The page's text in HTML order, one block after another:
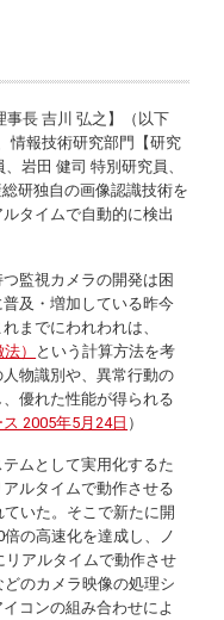
長 吉川 弘之】（以下
情報技術研究部門【研究
岩田 健司 特別研究員、
研独自の画像認識技術を
タイムで自動的に検出
監視カメラの開発は困
及・増加している昨今
までにわれわれは、
）
という計算方法を考
物識別や、異常行動の
優れた性能が得られる
2005年5月24日 ）
ムとして実用化するた
ルタイムで動作させる
いた。そこで新たに開
の高速化を達成し、ノ
リアルタイムで動作させ
のカメラ映像の処理シ
コンの組み合わせによ